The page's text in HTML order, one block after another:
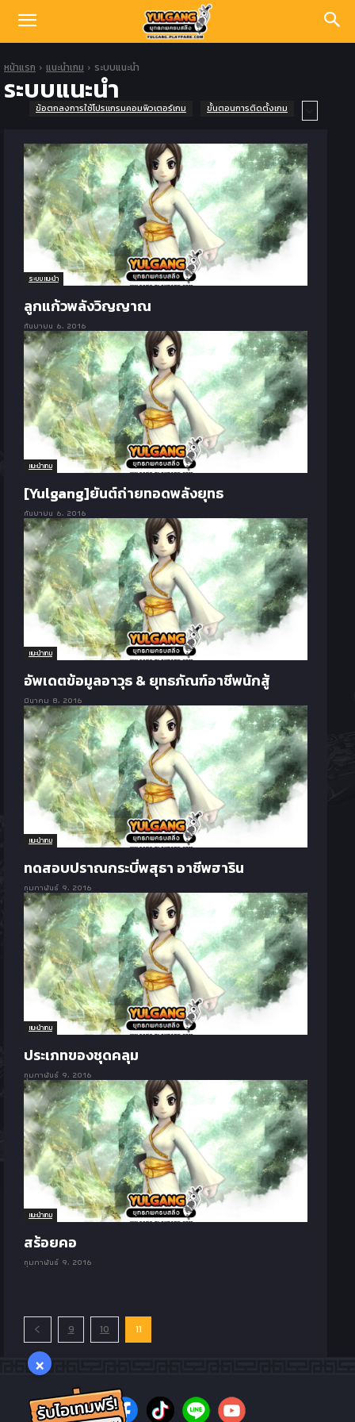
หน้าแรก แนะนำเกม ระบบแนะนำ
ระบบแนะนำ
ข้อตกลงการใช้โปรแกรมคอมพิวเตอร์เกม ขั้นตอนการติดตั้งเกม
ระบบแนะนำ
ลูกแก้วพลังวิญญาณ
กันยายน 6, 2016
แนะนำเกม
[Yulgang]ยันต์ถ่ายทอดพลังยุทธ
กันยายน 6, 2016
แนะนำเกม
อัพเดตข้อมูลอาวุธ & ยุทธภัณฑ์อาชีพนักสู้
มีนาคม 8, 2016
แนะนำเกม
ทดสอบปราณกระบี่พสุธา อาชีพฮาริน
กุมภาพันธ์ 9, 2016
แนะนำเกม
ประเภทของชุดคลุม
กุมภาพันธ์ 9, 2016
แนะนำเกม
สร้อยคอ
กุมภาพันธ์ 9, 2016
9 10 11
×